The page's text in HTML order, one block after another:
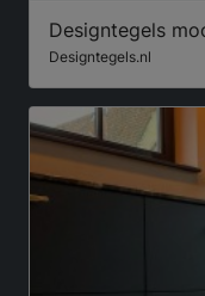
Designtegels
Designtegels.nl